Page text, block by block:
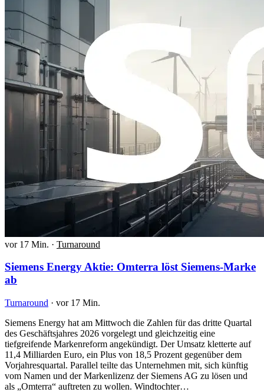
vor 17 Min. · Turnaround
Siemens Energy Aktie: Omterra löst Siemens-Marke
ab
Turnaround · vor 17 Min.
Siemens Energy hat am Mittwoch die Zahlen für das dritte Quartal
des Geschäftsjahres 2026 vorgelegt und gleichzeitig eine
tiefgreifende Markenreform angekündigt. Der Umsatz kletterte auf
11,4 Milliarden Euro, ein Plus von 18,5 Prozent gegenüber dem
Vorjahresquartal. Parallel teilte das Unternehmen mit, sich künftig
vom Namen und der Markenlizenz der Siemens AG zu lösen und
als „Omterra“ auftreten zu wollen. Windtochter…